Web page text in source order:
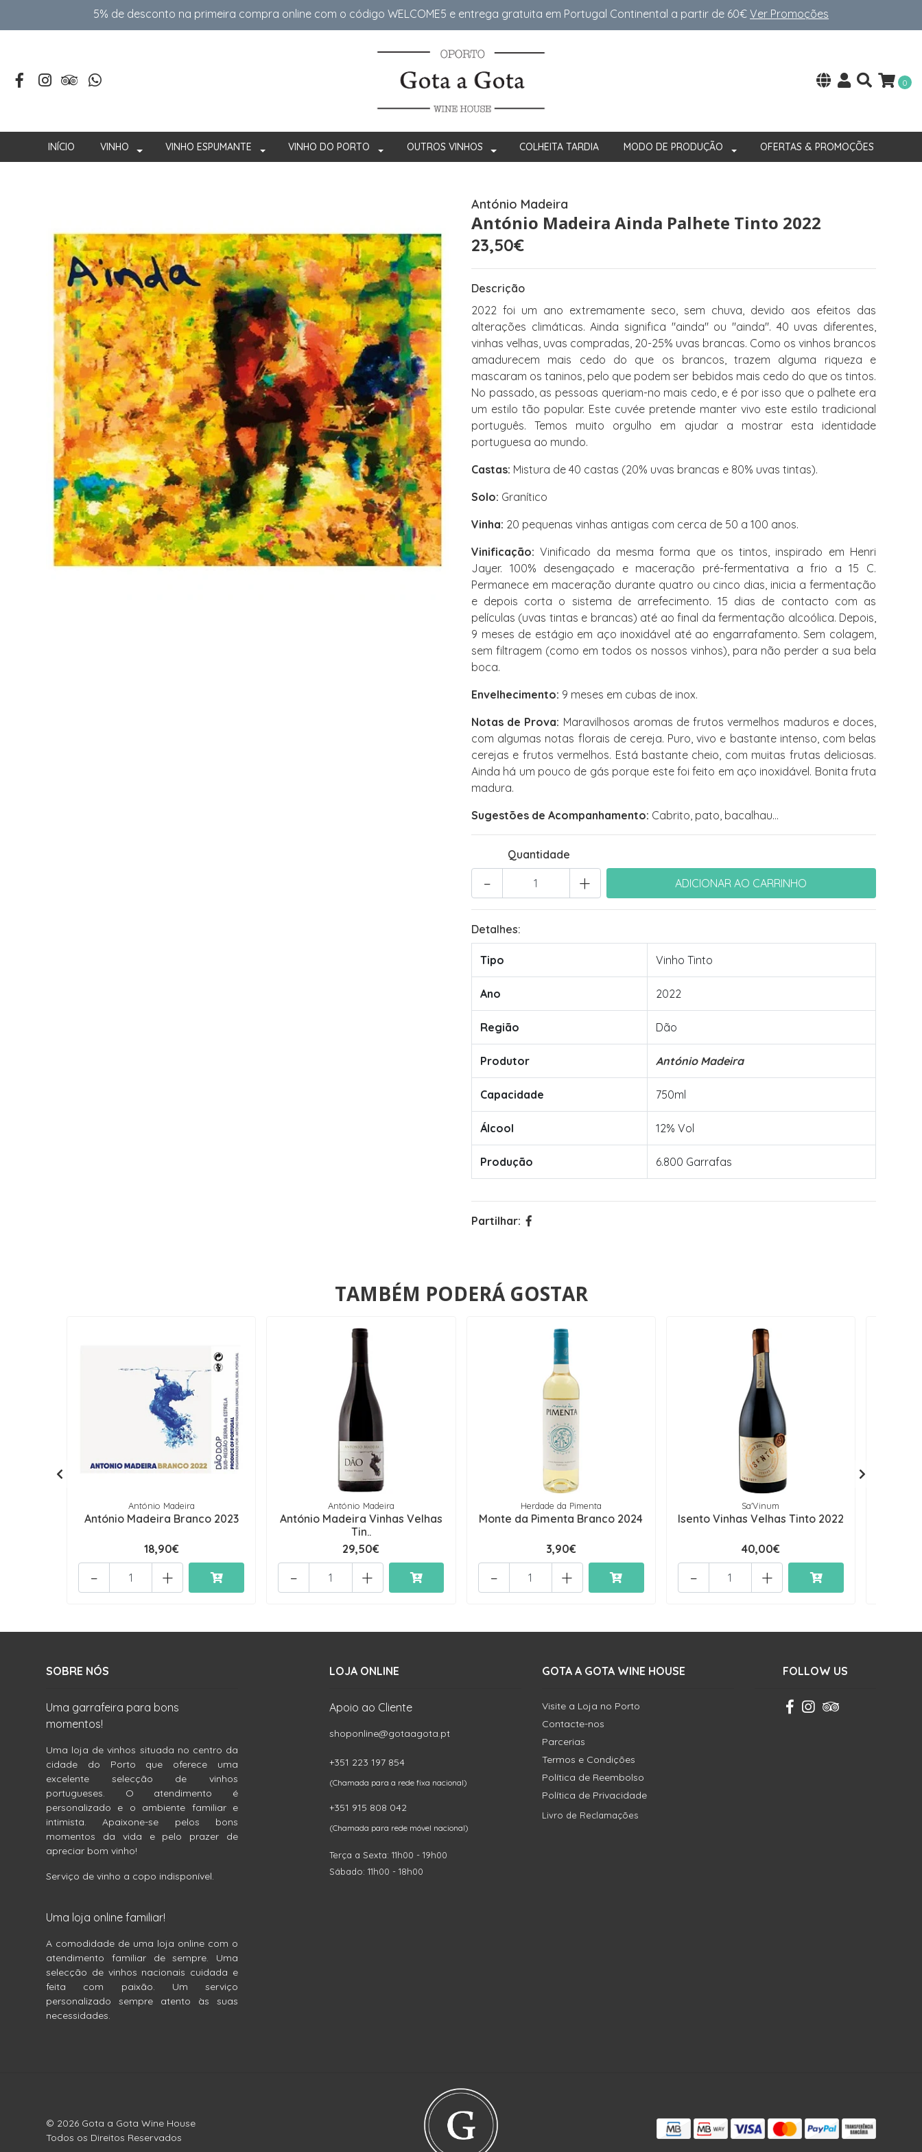
5% de desconto na primeira compra online com o código WELCOME5 e entrega gratuita em Portugal Continental a partir de 60€ Ver Promoções
0
INÍCIO VINHO VINHO ESPUMANTE VINHO DO PORTO OUTROS VINHOS COLHEITA TARDIA MODO DE PRODUÇÃO OFERTAS & PROMOÇÕES
António Madeira
António Madeira Ainda Palhete Tinto 2022
23,50€
Descrição
2022 foi um ano extremamente seco, sem chuva, devido aos efeitos das
alterações climáticas. Ainda significa "ainda" ou "ainda". 40 uvas diferentes,
vinhas velhas, uvas compradas, 20-25% uvas brancas. Como os vinhos brancos
amadurecem mais cedo do que os brancos, trazem alguma riqueza e
mascaram os taninos, pelo que podem ser bebidos mais cedo do que os tintos.
No passado, as pessoas queriam-no mais cedo, e é por isso que o palhete era
um estilo tão popular. Este cuvée pretende manter vivo este estilo tradicional
português. Temos muito orgulho em ajudar a mostrar esta identidade
portuguesa ao mundo.
Castas: Mistura de 40 castas (20% uvas brancas e 80% uvas tintas).
Solo: Granítico
Vinha: 20 pequenas vinhas antigas com cerca de 50 a 100 anos.
Vinificação: Vinificado da mesma forma que os tintos, inspirado em Henri
Jayer. 100% desengaçado e maceração pré-fermentativa a frio a 15 C.
Permanece em maceração durante quatro ou cinco dias, inicia a fermentação
e depois corta o sistema de arrefecimento. 15 dias de contacto com as
películas (uvas tintas e brancas) até ao final da fermentação alcoólica. Depois,
9 meses de estágio em aço inoxidável até ao engarrafamento. Sem colagem,
sem filtragem (como em todos os nossos vinhos), para não perder a sua bela
boca.
Envelhecimento: 9 meses em cubas de inox.
Notas de Prova: Maravilhosos aromas de frutos vermelhos maduros e doces,
com algumas notas florais de cereja. Puro, vivo e bastante intenso, com belas
cerejas e frutos vermelhos. Está bastante cheio, com muitas frutas deliciosas.
Ainda há um pouco de gás porque este foi feito em aço inoxidável. Bonita fruta
madura.
Sugestões de Acompanhamento: Cabrito, pato, bacalhau…
Quantidade
+
-
Detalhes:
Tipo Vinho Tinto
Ano 2022
Região Dão
Produtor António Madeira
Capacidade 750ml
Álcool 12% Vol
Produção 6.800 Garrafas
Partilhar:
TAMBÉM PODERÁ GOSTAR
António Madeira
António Madeira Branco 2023
18,90€
+
-
António Madeira
António Madeira Vinhas Velhas
Tin..
29,50€
+
-
Herdade da Pimenta
Monte da Pimenta Branco 2024
3,90€
+
-
Sa'Vinum
Isento Vinhas Velhas Tinto 2022
40,00€
+
-
SOBRE NÓS
Uma garrafeira para bons
momentos!
Uma loja de vinhos situada no centro da
cidade do Porto que oferece uma
excelente selecção de vinhos
portugueses. O atendimento é
personalizado e o ambiente familiar e
intimista. Apaixone-se pelos bons
momentos da vida e pelo prazer de
apreciar bom vinho!
Serviço de vinho a copo indisponível.
Uma loja online familiar!
A comodidade de uma loja online com o
atendimento familiar de sempre. Uma
selecção de vinhos nacionais cuidada e
feita com paixão. Um serviço
personalizado sempre atento às suas
necessidades.
LOJA ONLINE
Apoio ao Cliente
shoponline@gotaagota.pt
+351 223 197 854
(Chamada para a rede fixa nacional)
+351 915 808 042
(Chamada para rede móvel nacional)
Terça a Sexta: 11h00 - 19h00
Sábado: 11h00 - 18h00
GOTA A GOTA WINE HOUSE
Visite a Loja no Porto
Contacte-nos
Parcerias
Termos e Condições
Política de Reembolso
Política de Privacidade
Livro de Reclamações
FOLLOW US
© 2026 Gota a Gota Wine House
Todos os Direitos Reservados